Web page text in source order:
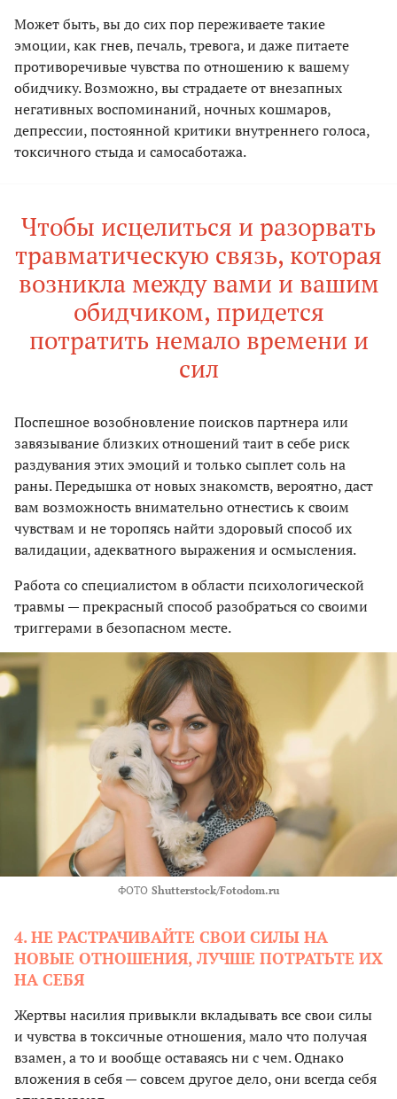
Может быть, вы до сих пор переживаете такие
эмоции, как гнев, печаль, тревога, и даже питаете
противоречивые чувства по отношению к вашему
обидчику. Возможно, вы страдаете от внезапных
негативных воспоминаний, ночных кошмаров,
депрессии, постоянной критики внутреннего голоса,
токсичного стыда и самосаботажа.
Чтобы исцелиться и разорвать
травматическую связь, которая
возникла между вами и вашим
обидчиком, придется
потратить немало времени и
сил
Поспешное возобновление поисков партнера или
завязывание близких отношений таит в себе риск
раздувания этих эмоций и только сыплет соль на
раны. Передышка от новых знакомств, вероятно, даст
вам возможность внимательно отнестись к своим
чувствам и не торопясь найти здоровый способ их
валидации, адекватного выражения и осмысления.
Работа со специалистом в области психологической
травмы — прекрасный способ разобраться со своими
триггерами в безопасном месте.
ФОТО Shutterstock/Fotodom.ru
4. НЕ РАСТРАЧИВАЙТЕ СВОИ СИЛЫ НА
НОВЫЕ ОТНОШЕНИЯ, ЛУЧШЕ ПОТРАТЬТЕ ИХ
НА СЕБЯ
Жертвы насилия привыкли вкладывать все свои силы
и чувства в токсичные отношения, мало что получая
взамен, а то и вообще оставаясь ни с чем. Однако
вложения в себя — совсем другое дело, они всегда себя